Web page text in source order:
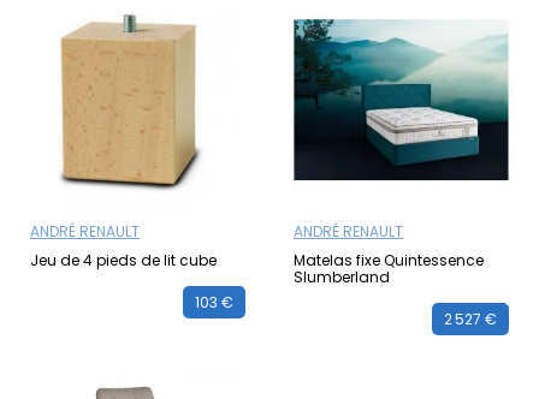
ANDRÉ RENAULT
Jeu de 4 pieds de lit cube
103 €
ANDRÉ RENAULT
Matelas fixe Quintessence
Slumberland
2 527 €